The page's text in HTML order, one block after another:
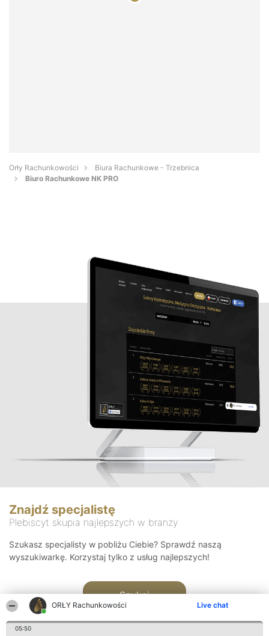
ORŁY Rachunkowości Live chat
05:50
Orły Rachunkowości
Biura Rachunkowe - Trzebnica
Biuro Rachunkowe NK PRO
Znajdź specjalistę
Plebiscyt skupia najlepszych w branży
Szukasz specjalisty w pobliżu Ciebie? Sprawdź naszą
wyszukiwarkę. Korzystaj tylko z usług najlepszych!
Szukaj